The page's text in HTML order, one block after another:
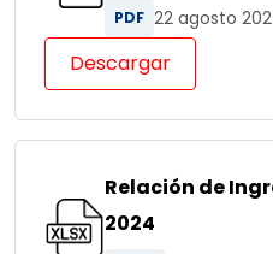
PDF 22 agosto
Descargar
Relación de
2024